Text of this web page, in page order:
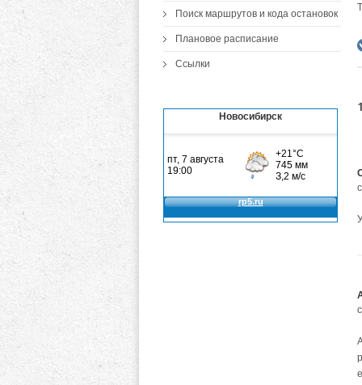
Поиск маршрутов и кода остановок
Плановое расписание
Ссылки
Новосибирск